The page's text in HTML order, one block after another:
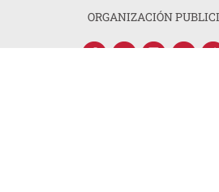
ORGANIZACIÓN